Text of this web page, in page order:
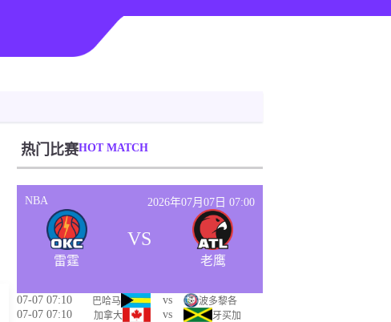
热门比赛HOT MATCH
NBA 2026年07月07日 07:00
雷霆
VS
老鹰
07-07 07:10 巴哈马 vs 波多黎各
07-07 07:10 加拿大 vs 牙买加